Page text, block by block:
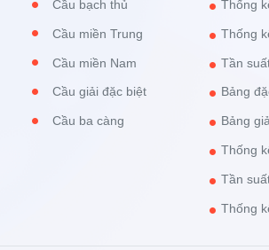
Cầu bạch thủ
Cầu miền Trung
Cầu miền Nam
Cầu giải đặc biệt
Cầu ba càng
Thống
Thống
Tần
Bảng
Bảng
Thống
Tần
Thống